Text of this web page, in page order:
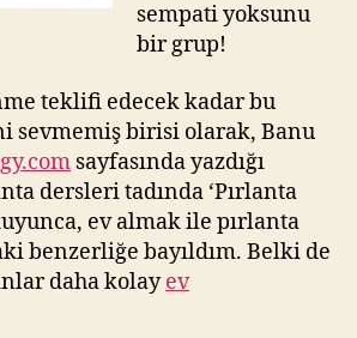
sempati yoksunu
bir grup!
teklifi edecek kadar bu
sevmemiş birisi olarak, Banu
sayfasında yazdığı
dersleri tadında ‘Pırlanta
ev almak ile pırlanta
benzerliğe bayıldım. Belki de
daha kolayev